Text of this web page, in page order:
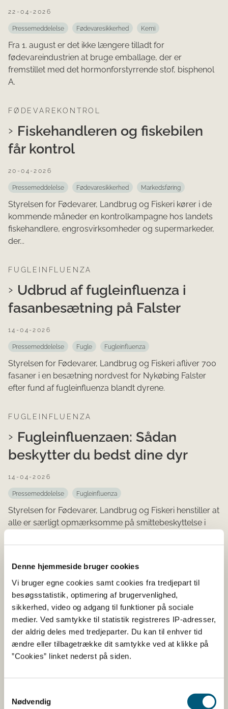
Denne hjemmeside bruger cookies
Vi bruger egne cookies samt cookies fra tredjepart til
besøgsstatistik, optimering af brugervenlighed,
sikkerhed, video og adgang til funktioner på sociale
medier. Ved samtykke til statistik registreres IP-adresser,
der aldrig deles med tredjeparter. Du kan til enhver tid
ændre eller tilbagetrække dit samtykke ved at klikke på
”Cookies” linket nederst på siden.
Nødvendig
22-04-2026
Pressemeddelelse Fødevaresikkerhed Kemi
Fra 1. august er det ikke længere tilladt for
fødevareindustrien at bruge emballage, der er
fremstillet med det hormonforstyrrende stof, bisphenol
A.
FØDEVAREKONTROL
Fiskehandleren og fiskebilen
får kontrol
20-04-2026
Pressemeddelelse Fødevaresikkerhed Markedsføring
Styrelsen for Fødevarer, Landbrug og Fiskeri kører i de
kommende måneder en kontrolkampagne hos landets
fiskehandlere, engrosvirksomheder og supermarkeder,
der...
FUGLEINFLUENZA
Udbrud af fugleinfluenza i
fasanbesætning på Falster
14-04-2026
Pressemeddelelse Fugle Fugleinfluenza
Styrelsen for Fødevarer, Landbrug og Fiskeri afliver 700
fasaner i en besætning nordvest for Nykøbing Falster
efter fund af fugleinfluenza blandt dyrene.
FUGLEINFLUENZA
Fugleinfluenzaen: Sådan
beskytter du bedst dine dyr
14-04-2026
Pressemeddelelse Fugleinfluenza
Styrelsen for Fødevarer, Landbrug og Fiskeri henstiller at
alle er særligt opmærksomme på smittebeskyttelse i
FØDEVAREKONTROL
Fødevarekontrol afslørede
mangler i mærkningen hos hver
anden onlinebutik
13-04-2026
Pressemeddelelse
tilstrækkeligt styr på reglerne for mærkning af fødevarer.